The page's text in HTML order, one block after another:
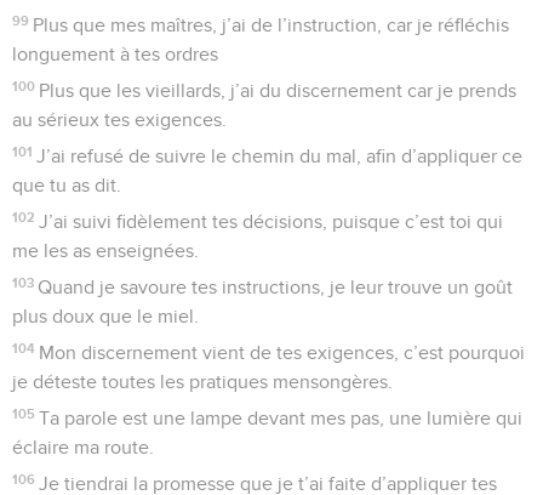
99 Plus que mes maîtres, j’ai de l’instruction, car je réfléchis
longuement à tes ordres
100 Plus que les vieillards, j’ai du discernement car je prends
au sérieux tes exigences.
101 J’ai refusé de suivre le chemin du mal, afin d’appliquer ce
que tu as dit.
102 J’ai suivi fidèlement tes décisions, puisque c’est toi qui
me les as enseignées.
103 Quand je savoure tes instructions, je leur trouve un goût
plus doux que le miel.
104 Mon discernement vient de tes exigences, c’est pourquoi
je déteste toutes les pratiques mensongères.
105 Ta parole est une lampe devant mes pas, une lumière qui
éclaire ma route.
106 Je tiendrai la promesse que je t’ai faite d’appliquer tes